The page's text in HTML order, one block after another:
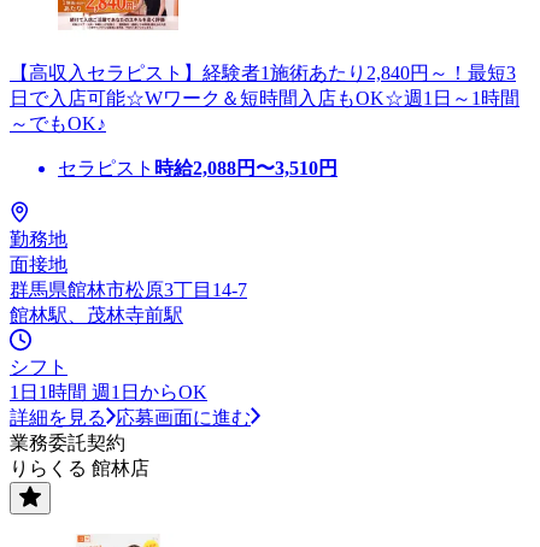
【高収入セラピスト】経験者1施術あたり2,840円～！最短3
日で入店可能☆Wワーク＆短時間入店もOK☆週1日～1時間
～でもOK♪
セラピスト 時給2,088円〜3,510円
勤務地
面接地
群馬県館林市松原3丁目14-7
館林駅、茂林寺前駅
シフト
1日1時間 週1日からOK
詳細を見る
応募画面に進む
業務委託契約
りらくる 館林店